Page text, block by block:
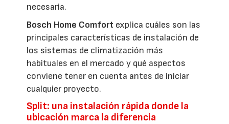
necesaria.
Bosch Home Comfort explica cuáles son las
principales características de instalación de
los sistemas de climatización más
habituales en el mercado y qué aspectos
conviene tener en cuenta antes de iniciar
cualquier proyecto.
Split: una instalación rápida donde la
ubicación marca la diferencia